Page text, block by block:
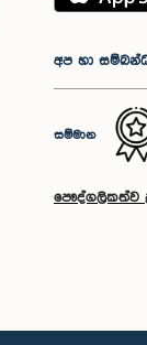
අප හා
සම්මාන
පෞද්ගලිකත්ව